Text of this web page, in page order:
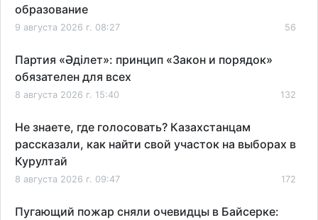
образование
9 августа 2026 г. 08:27 56
Партия «Әділет»: принцип «Закон и порядок»
обязателен для всех
8 августа 2026 г. 15:40 132
Не знаете, где голосовать? Казахстанцам
рассказали, как найти свой участок на выборах в
Курултай
8 августа 2026 г. 09:47 172
Пугающий пожар сняли очевидцы в Байсерке: